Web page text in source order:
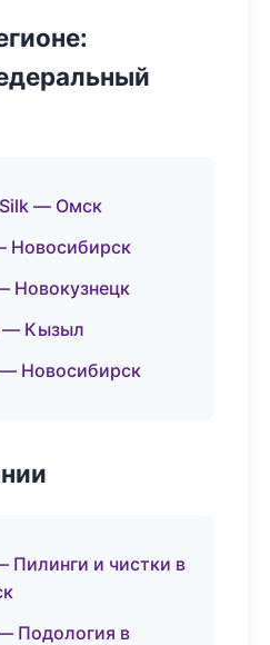
— Омск
Новосибирск
Новокузнецк
— Кызыл
Новосибирск
Пилинги и чистки в
Подология в